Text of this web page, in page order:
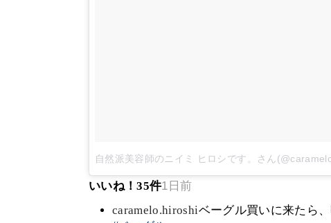
自然派美容師のニイミ ヒロシです。さん
いいね！35件1日前
caramelo.hiroshiベーグル買いに来たら